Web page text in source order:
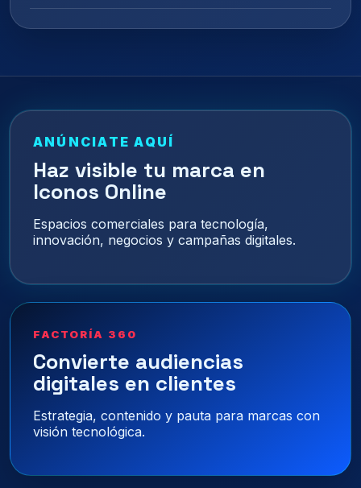
ANÚNCIATE AQUÍ
Haz visible tu marca en
Iconos Online
Espacios comerciales para tecnología,
innovación, negocios y campañas digitales.
FACTORÍA 360
Convierte audiencias
digitales en clientes
Estrategia, contenido y pauta para marcas con
visión tecnológica.